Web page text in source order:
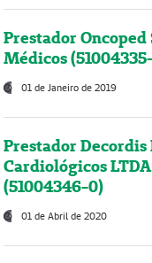
Prestador Oncoped
Médicos
01 de Janeiro de 2019
Prestador Decordis
Cardiológicos LTDA
(51004346-0)
01 de Abril de 2020